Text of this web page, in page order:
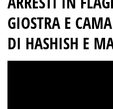
GIOSTRA E
DI HASHISH E